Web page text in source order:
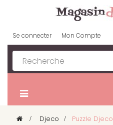
Se connecter Mon Compte
> Djeco > Puzzle Djeco